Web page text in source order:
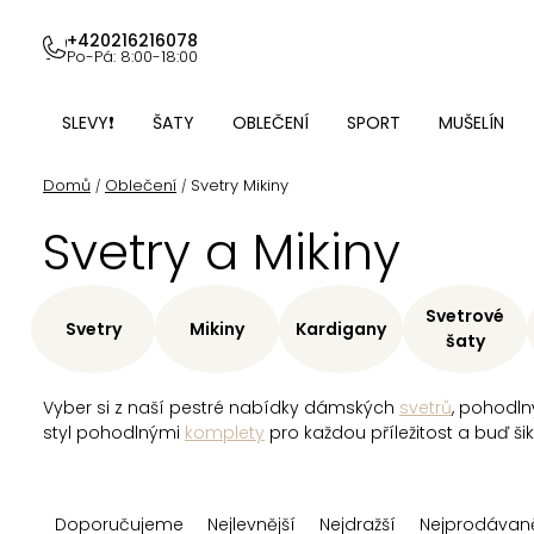
obsah
+420216216078
Po-Pá: 8:00-18:00
SLEVY❗ ŠATY OBLEČENÍ SPORT MUŠELÍN
Domů / Oblečení / Svetry Mikiny
Svetry a Mikiny
Vyber si z naší pestré nabídky dámských svetrů,
styl pohodlnými komplety pro každou příležitost a buď
Svetry Mikiny Kardigany
Svetrové
šaty
Ř
Doporučujeme Nejlevnější Nejdražší